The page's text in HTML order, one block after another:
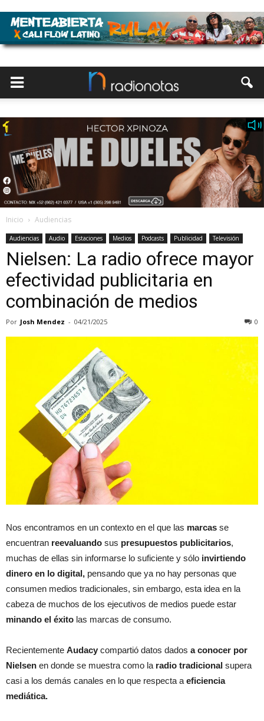
Inicio Audiencias
Audiencias Audio Estaciones Medios Podcasts Publicidad Televisión
Nielsen: La radio ofrece mayor
efectividad publicitaria en
combinación de medios
Por Josh Mendez - 04/21/2025 0
Nos encontramos en un contexto en el que las marcas se
encuentran reevaluando sus presupuestos publicitarios,
muchas de ellas sin informarse lo suficiente y sólo invirtiendo
dinero en lo digital, pensando que ya no hay personas que
consumen medios tradicionales, sin embargo, esta idea en la
cabeza de muchos de los ejecutivos de medios puede estar
minando el éxito las marcas de consumo.
Recientemente Audacy compartió datos dados a conocer por
Nielsen en donde se muestra como la radio tradicional supera
casi a los demás canales en lo que respecta a eficiencia
mediática.